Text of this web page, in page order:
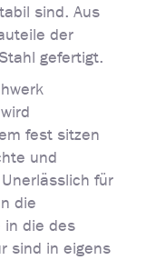
sind. Aus
der
gefertigt.
fest sitzen
und
für
die
in die des
sind in eigens